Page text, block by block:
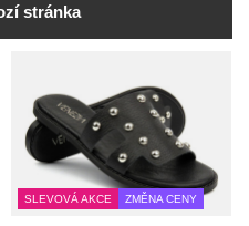
stránka
SLEVOVÁ AKCE ZMĚNA CENY